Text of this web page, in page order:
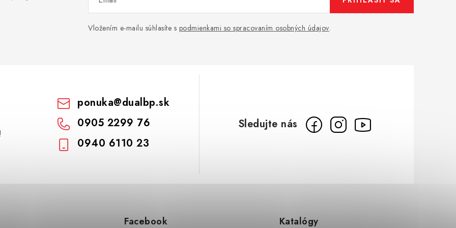
Vložením e-mailu súhlasíte s podmienkami so spracovaním osobných údajov.
ponuka@dualbp.sk
0905 2299 76
0940 6110 23
Facebook Katalógy